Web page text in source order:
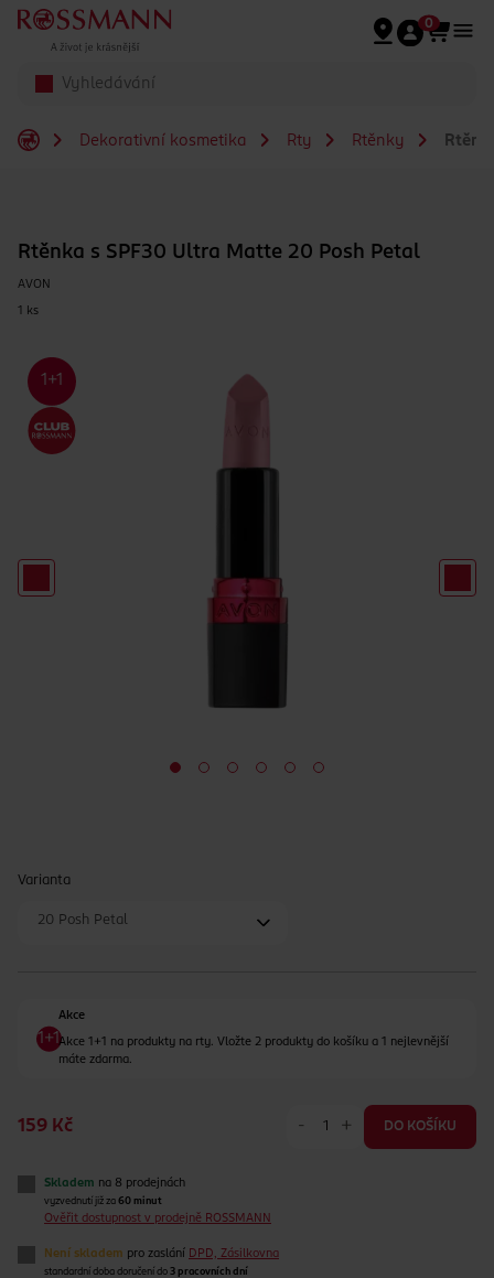
Přeskočit na hlavmní obsah
0
Dekorativní kosmetika Rty Rtěnky
Rtěnka s SPF30 Ultra Matte 20 Posh Petal
AVON
1 ks
Varianta
20 Posh Petal
Akce
Akce 1+1 na produkty na rty. Vložte 2 produkty do košíku a 1 nejlevnější
máte zdarma.
159 Kč - + DO KOŠÍKU
Skladem na 8 prodejnách
vyzvednutí již za 60 minut
Ověřit dostupnost v prodejně ROSSMANN
Není skladem pro zaslání DPD, Zásilkovna
standardní doba doručení do 3 pracovních dní